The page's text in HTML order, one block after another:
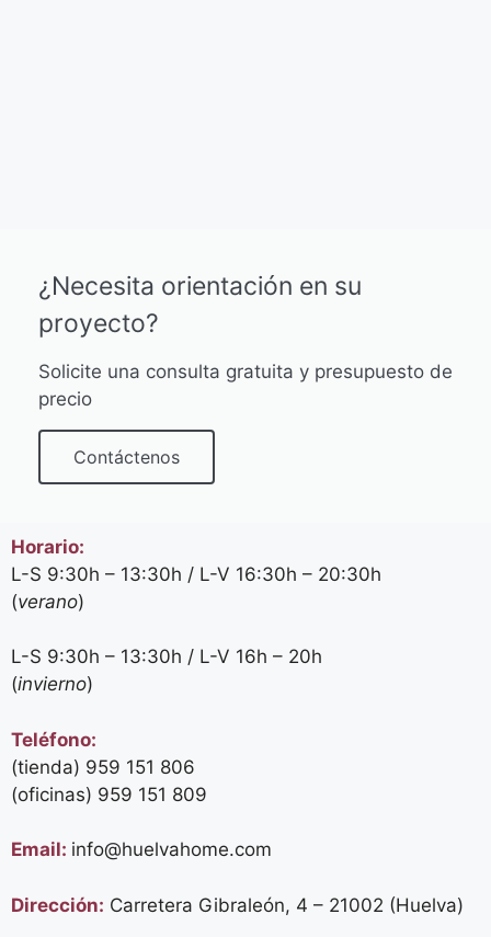
¿Necesita orientación en su
proyecto?
Solicite una consulta gratuita y presupuesto de
precio
Contáctenos
Horario:
L-S 9:30h – 13:30h / L-V 16:30h – 20:30h
(verano)
L-S 9:30h – 13:30h / L-V 16h – 20h
(invierno)
Teléfono:
(tienda) 959 151 806
(oficinas) 959 151 809
Email: info@huelvahome.com
Dirección: Carretera Gibraleón, 4 – 21002 (Huelva)